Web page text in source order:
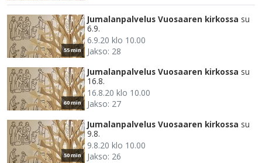
55 min
Jumalanpalvelus Vuosaaren kirkossa su
6.9.
6.9.20 klo 10.00
Jakso: 28
60 min
Jumalanpalvelus Vuosaaren kirkossa su
16.8.
16.8.20 klo 10.00
Jakso: 27
50 min
Jumalanpalvelus Vuosaaren kirkossa su
9.8.
9.8.20 klo 10.00
Jakso: 26